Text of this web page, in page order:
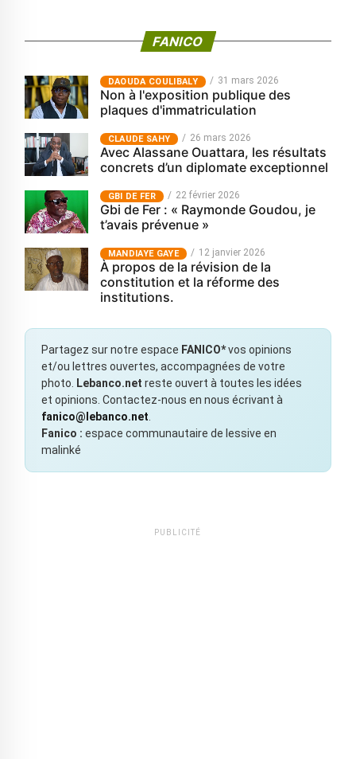
FANICO
‎DAOUDA COULIBALY 31 mars 2026
Non à l'exposition publique des
plaques d'immatriculation
CLAUDE SAHY 26 mars 2026
Avec Alassane Ouattara, les résultats
concrets d’un diplomate exceptionnel
GBI DE FER 22 février 2026
Gbi de Fer : « Raymonde Goudou, je
t’avais prévenue »
MANDIAYE GAYE 12 janvier 2026
À propos de la révision de la
constitution et la réforme des
institutions.
Partagez sur notre espace FANICO*vos opinions
et/ou lettres ouvertes, accompagnées de votre
photo.
Lebanco.net reste ouvert à toutes les idées
et opinions. Contactez-nous en nous écrivant à
fanico@lebanco.net
Fanico : espace communautaire de lessive en
malinké
PUBLICITÉ